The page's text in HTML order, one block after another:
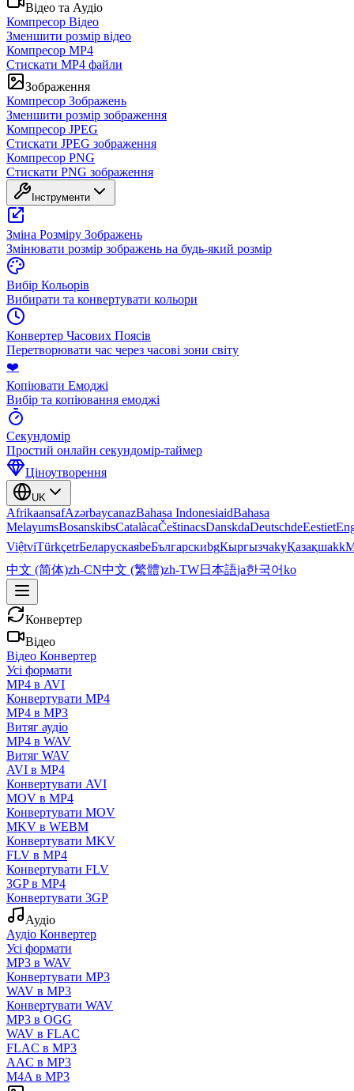
Відео та Аудіо
Компресор Відео
Зменшити розмір відео
Компресор MP4
Стискати MP4 файли
Зображення
Компресор Зображень
Зменшити розмір зображення
Компресор JPEG
Стискати JPEG зображення
Компресор PNG
Стискати PNG зображення
Інструменти
Зміна Розміру Зображень
Змінювати розмір зображень на будь-який розмір
Вибір Кольорів
Вибирати та конвертувати кольори
Конвертер Часових Поясів
Перетворювати час через часові зони світу
❤️
Копіювати Емоджі
Вибір та копіювання емоджі
Секундомір
Простий онлайн секундомір-таймер
Ціноутворення
UK
AfrikaansafAzərbaycanazBahasa IndonesiaidBahasa
MelayumsBosanskibsCatalàcaČeštinacsDanskdaDeutschdeEestiet
ViệtviTürkçetrБеларускаяbeБългарскиbgКыргызчаkyҚазақшаkk
中文 (简体)zh-CN中文 (繁體)zh-TW日本語ja한국어ko
Конвертер
Відео
Відео Конвертер
Усі формати
MP4 в AVI
Конвертувати MP4
MP4 в MP3
Витяг аудіо
MP4 в WAV
Витяг WAV
AVI в MP4
Конвертувати AVI
MOV в MP4
Конвертувати MOV
MKV в WEBM
Конвертувати MKV
FLV в MP4
Конвертувати FLV
3GP в MP4
Конвертувати 3GP
Аудіо
Аудіо Конвертер
Усі формати
MP3 в WAV
Конвертувати MP3
WAV в MP3
Конвертувати WAV
MP3 в OGG
WAV в FLAC
FLAC в MP3
AAC в MP3
M4A в MP3